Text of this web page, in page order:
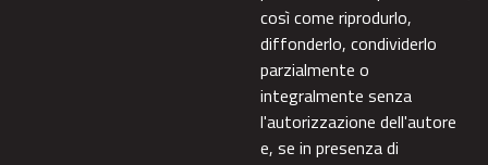
così come riprodurlo,
diffonderlo, condividerlo
parzialmente o
integralmente senza
l'autorizzazione dell'autore
e, se in presenza di